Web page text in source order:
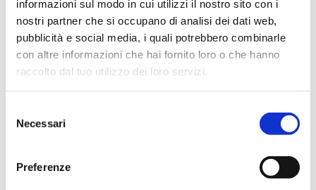
informazioni sul modo in cui utilizzi il nostro sito con i
nostri partner che si occupano di analisi dei dati web,
pubblicità e social media, i quali potrebbero combinarle
con altre informazioni che hai fornito loro o che hanno
raccolto dal tuo utilizzo dei loro servizi.
delNecessari
Preferenze
Settore C
Settore D
Prezzi
Zona
Intero
Settore A 75,00€
Settore C 40,00€
Ti può interessare